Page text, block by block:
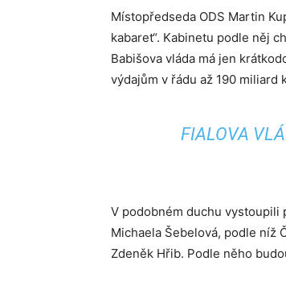
Místopředseda ODS Martin
kabaret“. Kabinetu podle něj
Babišova vláda má jen
výdajům v řádu až 190 miliard
FIALOVA
V podobném duchu vystoupili
Michaela Šebelová, podle níž
Zdeněk Hřib. Podle něho